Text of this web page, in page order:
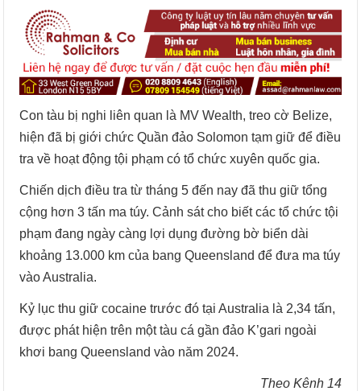
Con tàu bị nghi liên quan là MV Wealth, treo cờ Belize,
hiện đã bị giới chức Quần đảo Solomon tạm giữ để điều
tra về hoạt động tội phạm có tổ chức xuyên quốc gia.
Chiến dịch điều tra từ tháng 5 đến nay đã thu giữ tổng
cộng hơn 3 tấn ma túy. Cảnh sát cho biết các tổ chức tội
phạm đang ngày càng lợi dụng đường bờ biển dài
khoảng 13.000 km của bang Queensland để đưa ma túy
vào Australia.
Kỷ lục thu giữ cocaine trước đó tại Australia là 2,34 tấn,
được phát hiện trên một tàu cá gần đảo K’gari ngoài
khơi bang Queensland vào năm 2024.
Theo Kênh 14